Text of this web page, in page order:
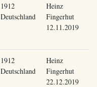
1912
Deutschland
Heinz
Fingerhut
12.11.2019
1912
Deutschland
Heinz
Fingerhut
22.12.2019